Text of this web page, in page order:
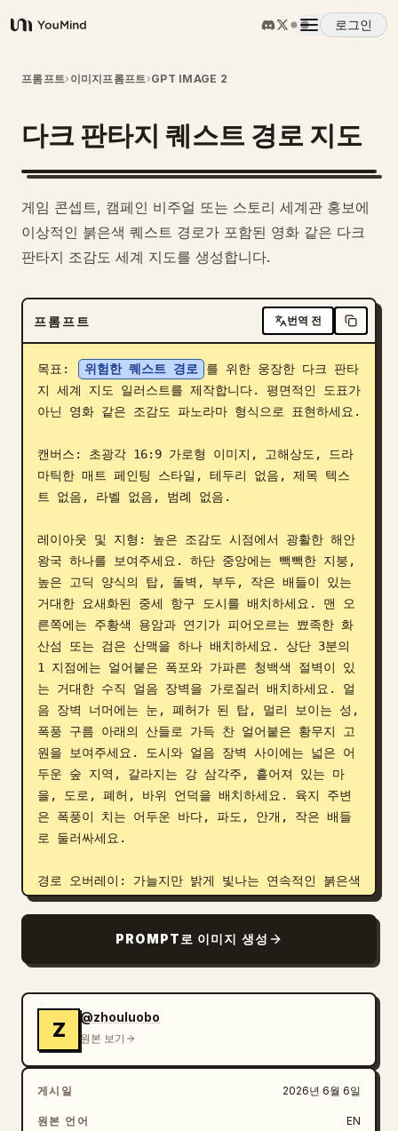
YouMind
로그인
개요
사용 사례
프롬프트
가격
다운로드
업데이트
프롬프트› 이미지프롬프트›GPT IMAGE 2
다크 판타지 퀘스트 경로 지도
게임 콘셉트, 캠페인 비주얼 또는 스토리 세계관 홍보에
이상적인 붉은색 퀘스트 경로가 포함된 영화 같은 다크
판타지 조감도 세계 지도를 생성합니다.
프롬프트 번역 전
목표: 위험한 퀘스트 경로
를 위한 웅장한 다크 판타
지 세계 지도 일러스트를 제작합니다. 평면적인 도표가
아닌 영화 같은 조감도 파노라마 형식으로 표현하세요.
캔버스: 초광각 16:9 가로형 이미지, 고해상도, 드라
마틱한 매트 페인팅 스타일, 테두리 없음, 제목 텍스
트 없음, 라벨 없음, 범례 없음.
레이아웃 및 지형: 높은 조감도 시점에서 광활한 해안
왕국 하나를 보여주세요. 하단 중앙에는 빽빽한 지붕,
높은 고딕 양식의 탑, 돌벽, 부두, 작은 배들이 있는
거대한 요새화된 중세 항구 도시를 배치하세요. 맨 오
른쪽에는 주황색 용암과 연기가 피어오르는 뾰족한 화
산섬 또는 검은 산맥을 하나 배치하세요. 상단 3분의
1 지점에는 얼어붙은 폭포와 가파른 청백색 절벽이 있
는 거대한 수직 얼음 장벽을 가로질러 배치하세요. 얼
음 장벽 너머에는 눈, 폐허가 된 탑, 멀리 보이는 성,
폭풍 구름 아래의 산들로 가득 찬 얼어붙은 황무지 고
원을 보여주세요. 도시와 얼음 장벽 사이에는 넓은 어
두운 숲 지역, 갈라지는 강 삼각주, 흩어져 있는 마
을, 도로, 폐허, 바위 언덕을 배치하세요. 육지 주변
은 폭풍이 치는 어두운 바다, 파도, 안개, 작은 배들
로 둘러싸세요.
경로 오버레이: 가늘지만 밝게 빛나는 연속적인 붉은색
손그림 여행 경로 선을 정확히 1개 추가하고, 흰색 테
항구 도시 근처에서 시작하여 바다를 가로질러 화산섬
으로 향했다가 다시 도시로 돌아오고, 성벽 도시를 지
장벽의 좁은 문이나 틈을 통과하여 얼어붙은 고원을 가
로질러 먼 북쪽으로 이어지는 구불구불한 길로 계속됩
니다. 경로를 따라 총 13개의 화살표를 포함하세요:
바다에서 화산으로 향하는 경로에 3개, 항구 도시 접
근로 주변 및 내부에 3개, 숲이 우거진 중앙 지대에 3
개, 얼음 장벽 통과 지점에 1개, 눈 덮인 북부 고원에
PROMPT로 이미지 생성
Z
@zhouluobo
원본 보기
게시일 2026년 6월 6일
원본 언어 EN